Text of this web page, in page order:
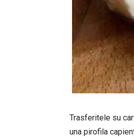
Trasferitele su
una pirofila